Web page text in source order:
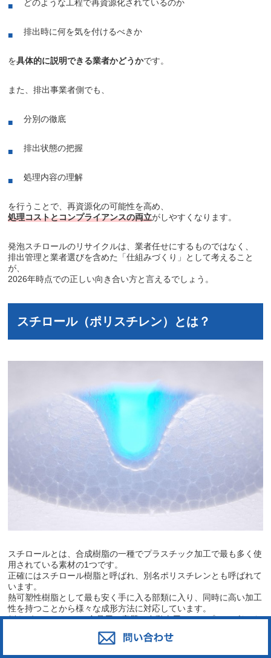
どのような工程で再資源化されているのか
排出時に何を気を付けるべきか
を具体的に説明できる業者かどうかです。
また、排出事業者側でも、
分別の徹底
排出状態の把握
処理内容の理解
を行うことで、再資源化の可能性を高め、
処理コストとコンプライアンスの両立がしやすくなります。
発泡スチロールのリサイクルは、業者任せにするものではなく、
排出管理と業者選びを含めた「仕組みづくり」として考えること
が、
2026年時点での正しい向き合い方と言えるでしょう。
スチロール（ポリスチレン）とは？
スチロールとは、合成樹脂の一種でプラスチック加工で最も多く使
用されている素材の1つです。
正確にはスチロール樹脂と呼ばれ、別名ポリスチレンとも呼ばれて
います。
熱可塑性樹脂として最も安く手に入る部類に入り、同時に高い加工
性を持つことから様々な成形方法に対応しています。
例えば、CDケース、食品用の容器、自動車用のランプレンズなど
身近にあるあらゆる製品に使用されています。